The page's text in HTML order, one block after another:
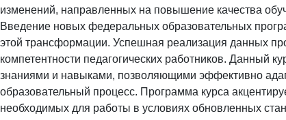
изменений, направленных на повышение качества
Введение новых федеральных образовательных
этой трансформации. Успешная реализация данных
компетентности педагогических работников. Данный
знаниями и навыками, позволяющими эффективно
образовательный процесс. Программа курса
необходимых для работы в условиях обновленных